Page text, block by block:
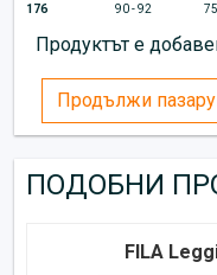
176 90 - 92
Продуктът е
Продължи
ПОДОБНИ
FILA